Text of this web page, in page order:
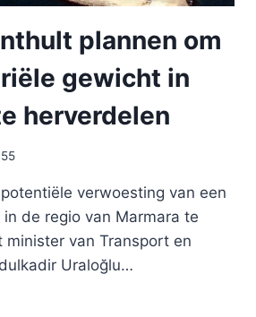
plannen om
gewicht in
herverdelen
verwoesting van een
de regio van Marmara te
minister van Transport en
Uraloğlu…